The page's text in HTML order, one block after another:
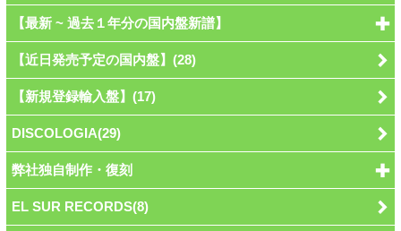
【最新 ~ 過去１年分の国内盤新譜】
【近日発売予定の国内盤】(28)
【新規登録輸入盤】(17)
DISCOLOGIA(29)
弊社独自制作・復刻
EL SUR RECORDS(8)